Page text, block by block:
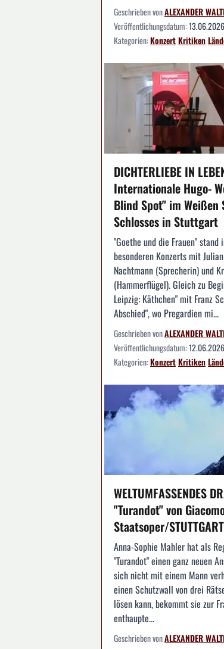
Geschrieben vonALEXANDER
Veröffentlichungsdatum:13.06.2026
Kategorien:KonzertKritiken
DICHTERLIEBE IN
Internationale Hugo-
Blind Spot" im Weißen
Schlosses in Stuttgart
"Goethe und die Frauen"
besonderen Konzerts mit
Nachtmann (Sprecherin) und
(Hammerflügel). Gleich zu
Leipzig: Käthchen" mit Franz
Abschied", wo Pregardien mi...
Geschrieben vonALEXANDER
Veröffentlichungsdatum:12.06.2026
Kategorien:KonzertKritiken
WELTUMFASSENDES
"Turandot" von
Staatsoper/STUTTGART
Anna-Sophie Mahler hat als
"Turandot" einen ganz neuen
sich nicht mit einem Mann
einen Schutzwall von drei
lösen kann, bekommt sie zur
enthaupte...
Geschrieben vonALEXANDER